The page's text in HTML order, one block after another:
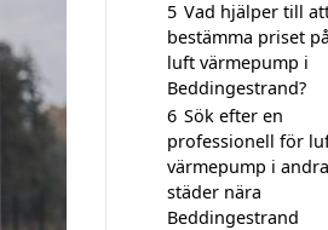
5 Vad hjälper till
bestämma priset
luft värmepump i
Beddingestrand?
6 Sök efter en
professionell för
värmepump i andra
städer nära
Beddingestrand